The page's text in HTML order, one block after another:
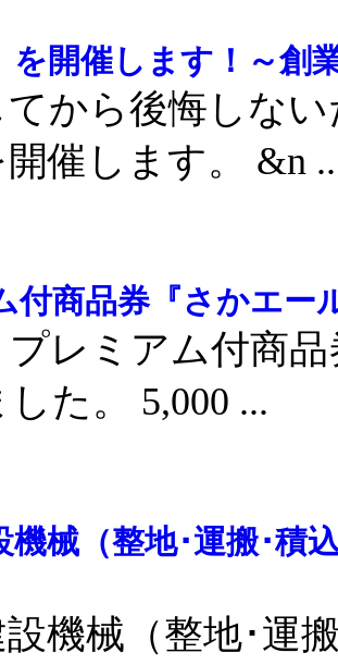
を開催します！～
てから後悔しな
催します。 &n
付商品券『さかエー
プレミアム付商
た。 5,000 ...
機械（整地･運搬･積
機械（整地･運